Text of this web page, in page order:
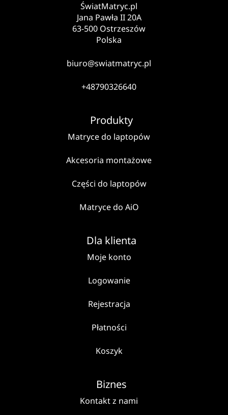
ŚwiatMatryc.pl
Jana Pawła II 20A
63-500 Ostrzeszów
Polska
biuro@swiatmatryc.pl
+48790326640
Produkty
Matryce do laptopów
Akcesoria montażowe
Części do laptopów
Matryce do AiO
Dla klienta
Moje konto
Logowanie
Rejestracja
Płatności
Koszyk
Biznes
Kontakt z nami